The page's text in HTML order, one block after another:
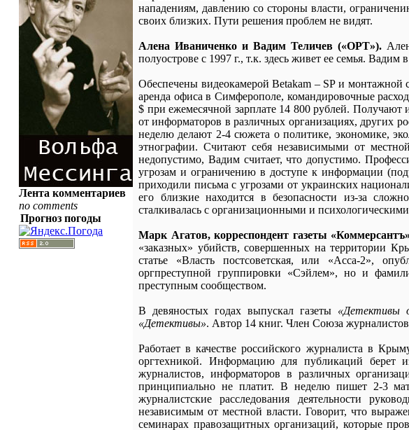
Лента комментариев
no comments
Прогноз погоды
нападениям, давлению со стороны власти,
своих близких. Пути решения проблем не видят.
Алена Иваниченко и Вадим Теличев («ОРТ»).
полуострове с 1997 г., т.к. здесь живет ее семья. Вадим
Обеспечены видеокамерой Betakam – SP и монтажной
аренда офиса в Симферополе, командировочные
$ при ежемесячной зарплате 14 800 рублей.
от информаторов в различных организациях, других
неделю делают 2-4 сюжета о политике, экономике,
этнографии. Считают себя независимыми от
недопустимо, Вадим считает, что допустимо.
угрозам и ограничению в доступе к информации
приходили письма с угрозами от украинских
его близкие находится в безопасности из-за
сталкивалась с организационными и
Марк Агатов, корреспондент газеты
«заказных» убийств, совершенных на территории
статье «Власть постсоветская, или «Асса-2»,
оргпреступной группировки «Сэйлем», но и
преступным сообществом.
В девяностых годах выпускал газеты «Детективы
«Детективы». Автор 14 книг. Член Союза
Работает в качестве российского журналиста в
оргтехникой. Информацию для публикаций берет
журналистов, информаторов в различных
принципиально не платит. В неделю пишет 2-3
журналистские расследования деятельности
независимым от местной власти. Говорит, что
семинарах правозащитных организаций, которые